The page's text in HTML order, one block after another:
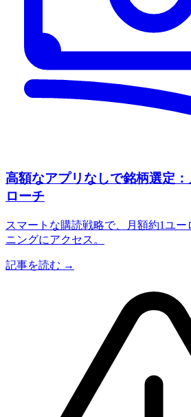
高額なアプリなしで銘柄選定
ローチ
スマートな購読戦略で、月額約1ユ
ニングにアクセス。
記事を読む →